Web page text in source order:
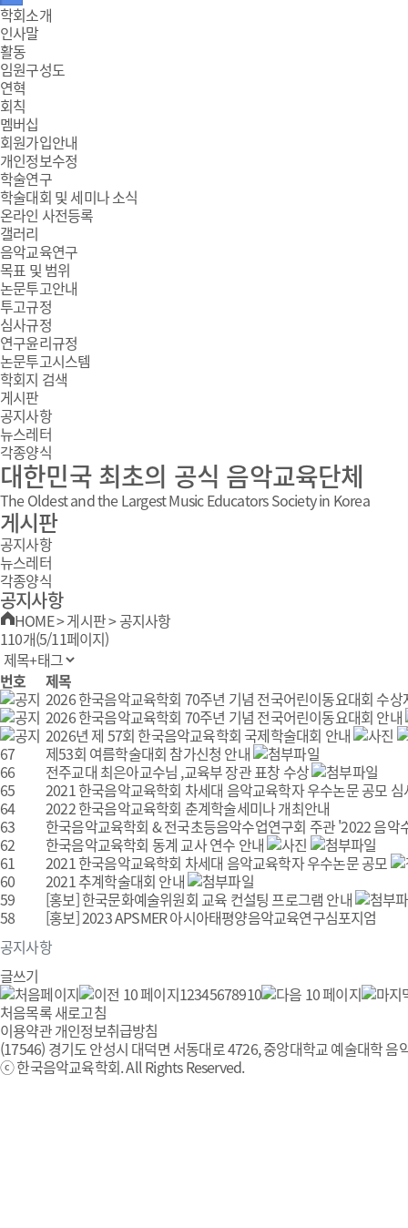
주
메
뉴
학회소개
인사말
활동
임원구성도
연혁
회칙
멤버십
회원가입안내
개인정보수정
학술연구
학술대회 및 세미나 소식
온라인 사전등록
갤러리
음악교육연구
목표 및 범위
논문투고안내
투고규정
심사규정
연구윤리규정
논문투고시스템
학회지 검색
게시판
공지사항
뉴스레터
각종양식
대한민국 최초의 공식 음악교육단체
The Oldest and the Largest Music Educators Society in Korea
게시판
공지사항
뉴스레터
각종양식
공지사항
HOME>게시판>공지사항
110개(5/11페이지)
공지사항
번호
제목
2026 한국음악교육학회 70주년 기념 전국어린이동요대회 수상
2026 한국음악교육학회 70주년 기념 전국어린이동요대회 안내
2026년 제 57회 한국음악교육학회 국제학술대회 안내
67
제53회 여름학술대회 참가신청 안내
66
전주교대 최은아교수님 ,교육부 장관 표창 수상
65
2021 한국음악교육학회 차세대 음악교육학자 우수논문 공모 심
64
2022 한국음악교육학회 춘계학술세미나 개최안내
63
한국음악교육학회 & 전국초등음악수업연구회 주관 '2022 음악
62
한국음악교육학회 동계 교사 연수 안내
61
2021 한국음악교육학회 차세대 음악교육학자 우수논문 공모
60
2021 추계학술대회 안내
59
[홍보] 한국문화예술위원회 교육 컨설팅 프로그램 안내
58
[홍보] 2023 APSMER 아시아태평양음악교육연구심포지엄
글쓰기
12345678910
처음목록새로고침
이용약관개인정보취급방침
(17546) 경기도 안성시 대덕면 서동대로 4726, 중앙대학교 예술대학 음
ⓒ 한국음악교육학회. All Rights Reserved.